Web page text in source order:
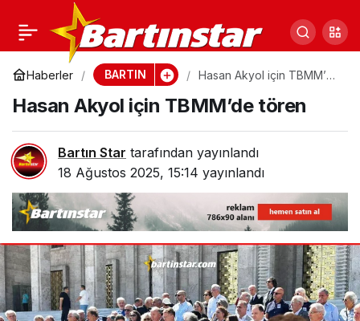
Haberler BARTIN
Hasan Akyol için TBMM’de
Hasan Akyol için TBMM’de tören
Bartın Star tarafından yayınlandı
18 Ağustos 2025, 15:14 yayınlandı
Bartın bir çınarını
kaybetti; Hasan Akyol’a
veda
0 Paylaş